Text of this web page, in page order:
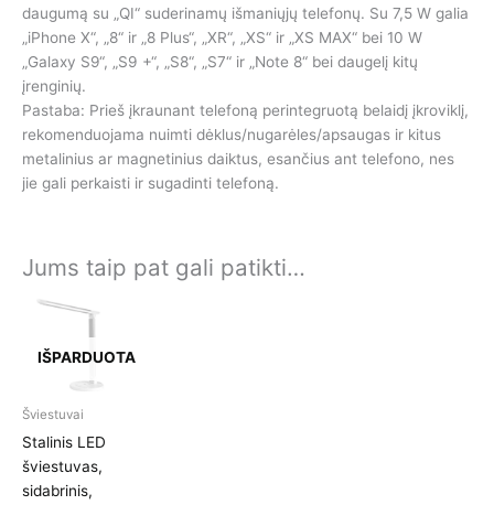
daugumą su „QI“ suderinamų išmaniųjų telefonų. Su 7,5 W galia
„iPhone X“, „8“ ir „8 Plus“, „XR“, „XS“ ir „XS MAX“ bei 10 W
„Galaxy S9“, „S9 +“, „S8“, „S7“ ir „Note 8“ bei daugelį kitų
įrenginių.
Pastaba: Prieš įkraunant telefoną perintegruotą belaidį įkroviklį,
rekomenduojama nuimti dėklus/nugarėles/apsaugas ir kitus
metalinius ar magnetinius daiktus, esančius ant telefono, nes
jie gali perkaisti ir sugadinti telefoną.
Jums taip pat gali patikti…
IŠPARDUOTA
Šviestuvai
Stalinis LED
šviestuvas,
sidabrinis,